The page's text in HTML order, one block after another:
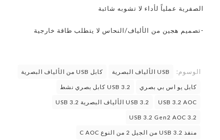
الصفرية عملياً لأداء لا تشوبه شائبة
-تصميم هجين من الألياف/النحاس لا يتطلب طاقة خارجية
الوسوم: USB الألياف البصرية كابل USB من الألياف البصرية
كابل يو اس بي بصري USB 3.2 كابل بصري نشط
USB 3.2 AOC USB 3.2 الألياف البصرية USB 3.2
USB 3.2 Gen2 AOC 3.2
منفذ USB 3.2 من الجيل 2 من النوع C AOC